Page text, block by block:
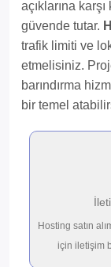
açıklarına
güvende tutar.
trafik limiti ve
etmelisiniz.
barındırma
bir temel
Hosting satın
için iletişim